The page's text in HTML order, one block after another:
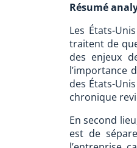
Résumé
Les États-
traitent de
des enjeux
l’importance
des États-
chronique
En second
est de